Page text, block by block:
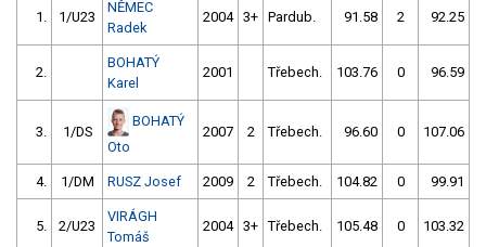
1. 1/U23
NĚMEC
Radek
2004 3+ Pardub. 91.58 2 92.25
2.
BOHATÝ
Karel
2001 Třebech. 103.76 0 96.59
3. 1/DS
BOHATÝ
Oto
2007 2 Třebech. 96.60 0 107.06
4. 1/DM RUSZ Josef 2009 2 Třebech. 104.82 0 99.91
5. 2/U23
VIRÁGH
Tomáš
2004 3+ Třebech. 105.48 0 103.32